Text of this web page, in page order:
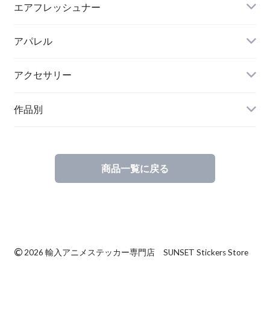
エアフレッシュナー
アパレル
アクセサリー
作品別
商品一覧に戻る
© 2026 輸入アニメステッカー専門店 SUNSET Stickers Store